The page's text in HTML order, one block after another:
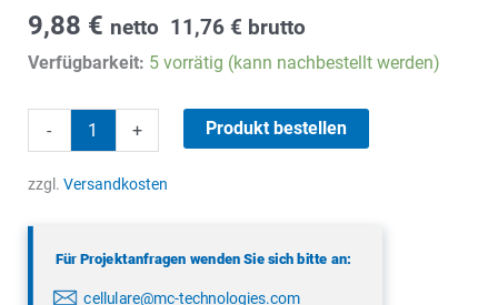
9,88 € netto 11,76 € brutto
Verfügbarkeit: 5 vorrätig (kann nachbestellt werden)
-
Klebeantenne
Menge
+ Produkt bestellen
zzgl. Versandkosten
Für Projektanfragen wenden Sie sich bitte an:
cellulare@mc-technologies.com